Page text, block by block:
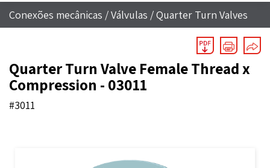
Conexões mecânicas /Válvulas /Quarter Turn Valves
Quarter Turn Valve Female Thread x
Compression - 03011
#3011